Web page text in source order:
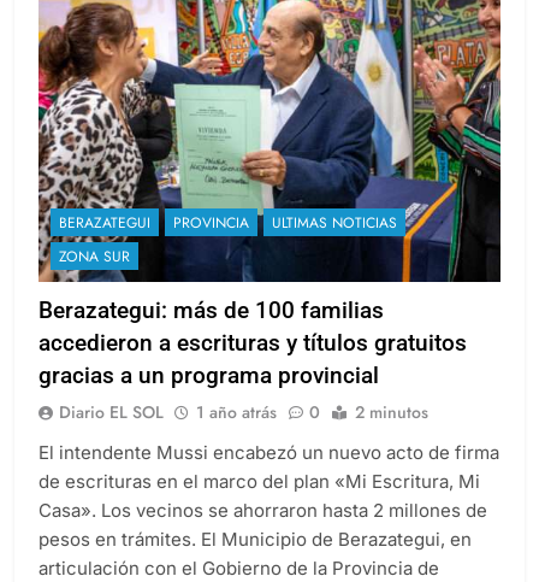
BERAZATEGUI PROVINCIA
ULTIMAS NOTICIAS
ZONA SUR
Berazategui: más de 100 familias
accedieron a escrituras y títulos gratuitos
gracias a un programa provincial
Diario EL SOL 1 año atrás 0 2 minutos
El intendente Mussi encabezó un nuevo acto de firma
de escrituras en el marco del plan «Mi Escritura, Mi
Casa». Los vecinos se ahorraron hasta 2 millones de
pesos en trámites. El Municipio de Berazategui, en
articulación con el Gobierno de la Provincia de